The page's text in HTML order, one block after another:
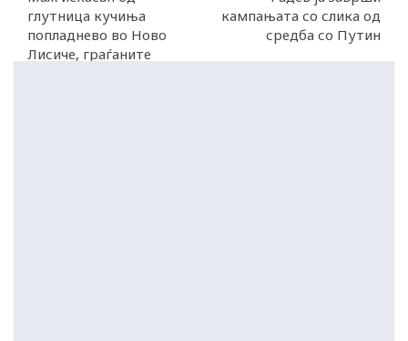
глутница кучиња
попладнево во Ново
Лисиче, граѓаните
кампањата со слика од
средба со Путин